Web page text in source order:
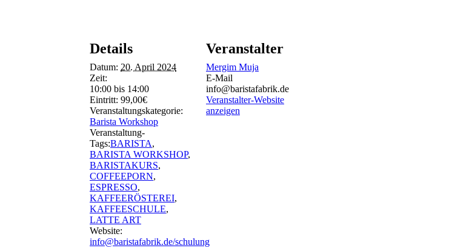
Details
Datum: 20. April 2024
Zeit:
10:00 bis 14:00
Eintritt: 99,00€
Veranstaltungskategorie:
Barista Workshop
Veranstaltung-
Tags:BARISTA,
BARISTA WORKSHOP,
BARISTAKURS,
COFFEEPORN,
ESPRESSO,
KAFFEERÖSTEREI,
KAFFEESCHULE,
LATTE ART
Website:
info@baristafabrik.de/schulung
Veranstalter
Mergim Muja
E-Mail
info@baristafabrik.de
Veranstalter-Website
anzeigen